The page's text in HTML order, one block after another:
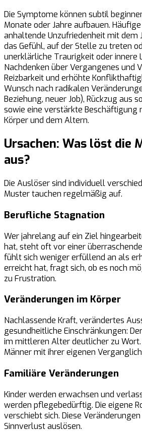
Die Symptome können subtil
Monate oder Jahre aufbauen.
anhaltende Unzufriedenheit mit dem
das Gefühl, auf der Stelle zu treten
unerklärliche Traurigkeit oder innere
Nachdenken über Vergangenes und
Reizbarkeit und erhöhte
Wunsch nach radikalen
Beziehung, neuer Job), Rückzug aus
sowie eine verstärkte Beschäftigung
Körper und dem Altern.
Ursachen: Was löst die
aus?
Die Auslöser sind individuell
Muster tauchen regelmäßig auf.
Berufliche Stagnation
Wer jahrelang auf ein Ziel
hat, steht oft vor einer
fühlt sich weniger erfüllend an als
erreicht hat, fragt sich, ob es noch
zu Frustration.
Veränderungen im Körper
Nachlassende Kraft, verändertes
gesundheitliche Einschränkungen:
im mittleren Alter deutlicher zu
Männer mit ihrer eigenen
Familiäre Veränderungen
Kinder werden erwachsen und
werden pflegebedürftig. Die eigene
verschiebt sich. Diese
Sinnverlust auslösen.